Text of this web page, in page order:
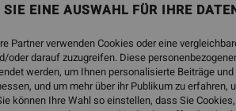
SIE EINE AUSWAHL FÜR IHRE
Partner verwenden Cookies oder eine
oder darauf zuzugreifen. Diese
werden, um Ihnen personalisierte Beiträge
und um mehr über ihr Publikum zu
können Ihre Wahl so einstellen, dass Sie